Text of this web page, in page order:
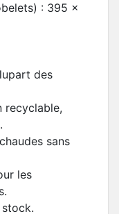
: 395 x
des
recyclable,
sans
les